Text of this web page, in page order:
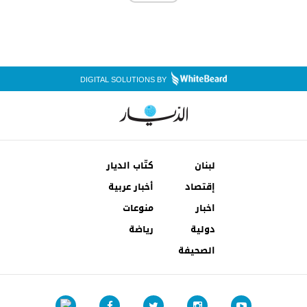
DIGITAL SOLUTIONS BY
لبنان
كتّاب الديار
إقتصاد
أخبار عربية
اخبار
دولية
منوعات
رياضة
الصحيفة